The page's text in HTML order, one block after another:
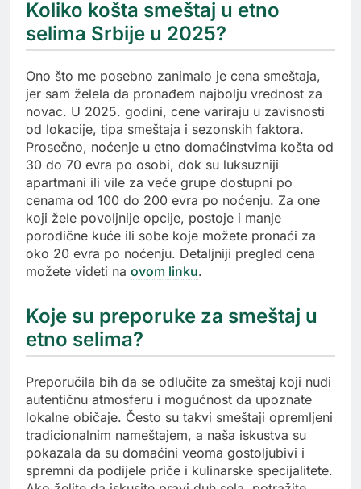
Koliko košta smeštaj u etno
selima Srbije u 2025?
Ono što me posebno zanimalo je cena smeštaja,
jer sam želela da pronađem najbolju vrednost za
novac. U 2025. godini, cene variraju u zavisnosti
od lokacije, tipa smeštaja i sezonskih faktora.
Prosečno, noćenje u etno domaćinstvima košta od
30 do 70 evra po osobi, dok su luksuzniji
apartmani ili vile za veće grupe dostupni po
cenama od 100 do 200 evra po noćenju. Za one
koji žele povoljnije opcije, postoje i manje
porodične kuće ili sobe koje možete pronaći za
oko 20 evra po noćenju. Detaljniji pregled cena
možete videti na ovom linku.
Koje su preporuke za smeštaj u
etno selima?
Preporučila bih da se odlučite za smeštaj koji nudi
autentičnu atmosferu i mogućnost da upoznate
lokalne običaje. Često su takvi smeštaji opremljeni
tradicionalnim nameštajem, a naša iskustva su
pokazala da su domaćini veoma gostoljubivi i
spremni da podijele priče i kulinarske specijalitete.